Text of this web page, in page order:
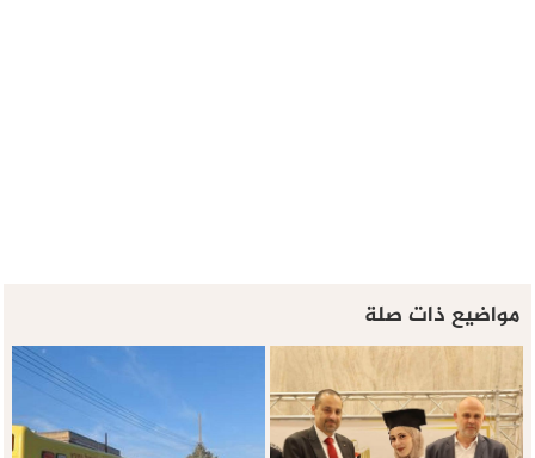
مواضيع ذات صلة